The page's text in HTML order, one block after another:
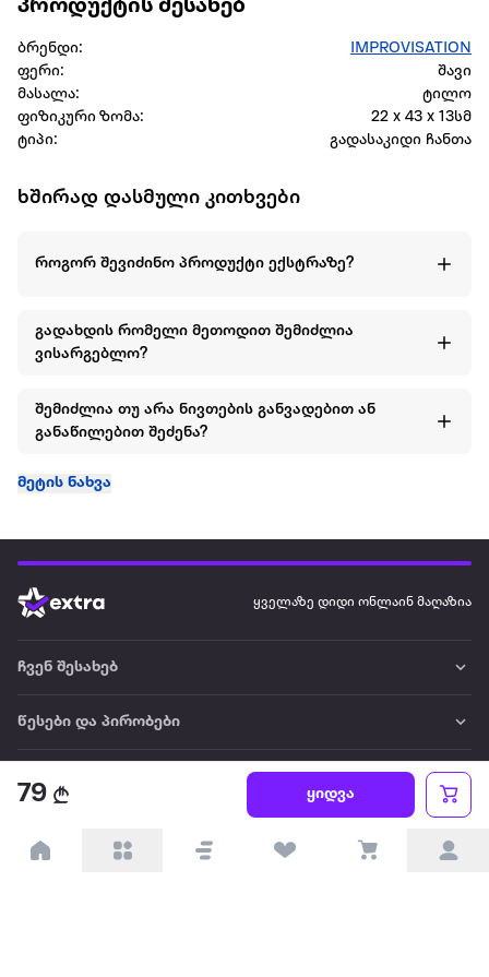
79 ყიდვა
პროდუქტის შესახებ
ბრენდი:
IMPROVISATION
ფერი:
შავი
მასალა:
ტილო
ფიზიკური ზომა:
22 x 43 x 13სმ
ტიპი:
გადასაკიდი ჩანთა
ხშირად დასმული კითხვები
როგორ შევიძინო პროდუქტი ექსტრაზე?
გადახდის რომელი მეთოდით შემიძლია
ვისარგებლო?
შემიძლია თუ არა ნივთების განვადებით ან
განაწილებით შეძენა?
მეტის ნახვა
ყველაზე დიდი ონლაინ მაღაზია
ჩვენ შესახებ
წესები და პირობები